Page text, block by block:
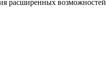
расширенных возможностей